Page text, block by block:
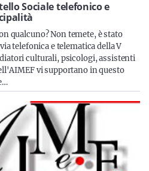
le ultime news, iscriviti alla
Sociale telefonico e
qualcuno? Non temete, è stato
telefonica e telematica della V
culturali, psicologi, assistenti
vi supportano in questo